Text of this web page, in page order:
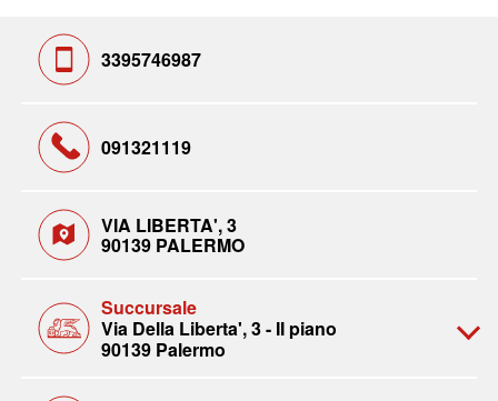
3395746987
091321119
VIA LIBERTA', 3
90139 PALERMO
Succursale
Via Della Liberta', 3 - II piano
90139 Palermo